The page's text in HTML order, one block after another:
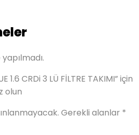
1.6 CRDi 3 LÜ FİLTRE TAKIMI” için
olun
Gerekli alanlar *